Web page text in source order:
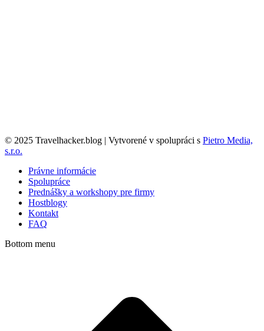
© 2025 Travelhacker.blog | Vytvorené v spolupráci s Pietro Media,
s.r.o.
Právne informácie
Spolupráce
Prednášky a workshopy pre firmy
Hostblogy
Kontakt
FAQ
Bottom menu